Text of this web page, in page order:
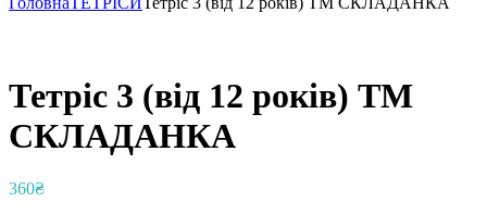
Тетріс 3 (від 12 років) ТМ
СКЛАДАНКА
360₴